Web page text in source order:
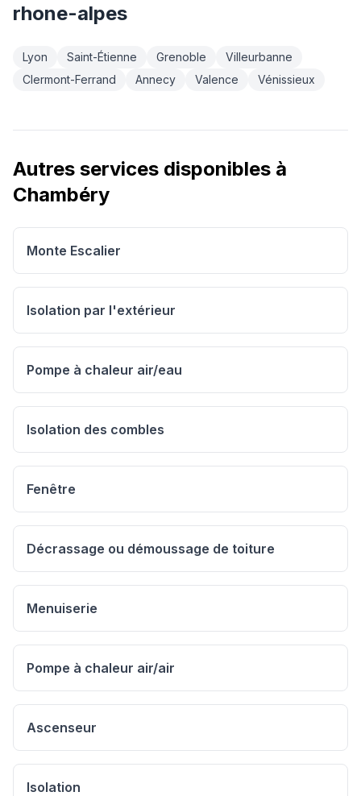
rhone-alpes
Lyon Saint-Étienne Grenoble
Villeurbanne
Clermont-Ferrand
Annecy Valence Vénissieux
Autres services disponibles à
Chambéry
Monte Escalier
Isolation par l'extérieur
Pompe à chaleur air/eau
Isolation des combles
Fenêtre
Décrassage ou démoussage de toiture
Menuiserie
Pompe à chaleur air/air
Ascenseur
Isolation